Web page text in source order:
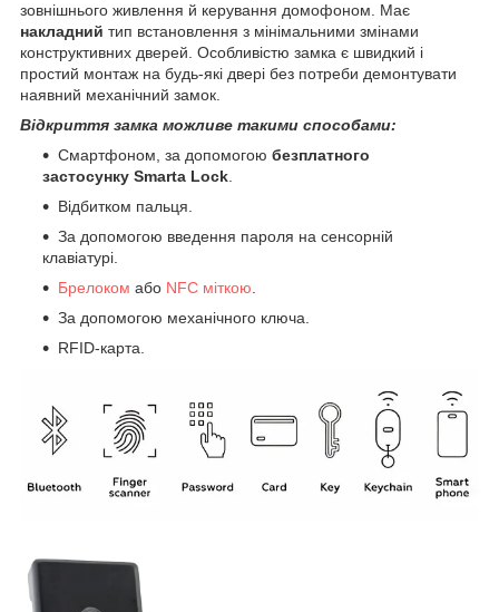
зовнішнього живлення й керування домофоном. Має
накладний тип встановлення з мінімальними змінами
конструктивних дверей. Особливістю замка є швидкий і
простий монтаж на будь-які двері без потреби демонтувати
наявний механічний замок.
Відкриття замка можливе такими способами:
Смартфоном, за допомогою безплатного
застосунку Smarta Lock.
Відбитком пальця.
За допомогою введення пароля на сенсорній
клавіатурі.
Брелоком або NFC міткою.
За допомогою механічного ключа.
RFID-карта.